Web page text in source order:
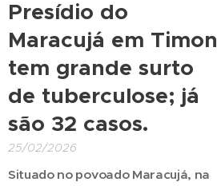
Presídio do
Maracujá em Timon
tem grande surto
de tuberculose; já
são 32 casos.
25/02/2026
Situado no povoado Maracujá, na